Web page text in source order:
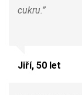
cukru.”
Jiří, 50 let